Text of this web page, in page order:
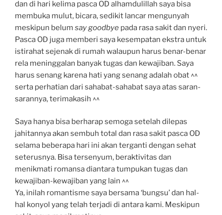
dan di hari kelima pasca OD alhamdulillah saya bisa
membuka mulut, bicara, sedikit lancar mengunyah
meskipun belum say goodbye pada rasa sakit dan nyeri.
Pasca OD juga memberi saya kesempatan ekstra untuk
istirahat sejenak di rumah walaupun harus benar-benar
rela meninggalan banyak tugas dan kewajiban. Saya
harus senang karena hati yang senang adalah obat ^^
serta perhatian dari sahabat-sahabat saya atas saran-
sarannya, terimakasih ^^
Saya hanya bisa berharap semoga setelah dilepas
jahitannya akan sembuh total dan rasa sakit pasca OD
selama beberapa hari ini akan terganti dengan sehat
seterusnya. Bisa tersenyum, beraktivitas dan
menikmati romansa diantara tumpukan tugas dan
kewajiban-kewajiban yang lain ^^
Ya, inilah romantisme saya bersama ‘bungsu’ dan hal-
hal konyol yang telah terjadi di antara kami. Meskipun